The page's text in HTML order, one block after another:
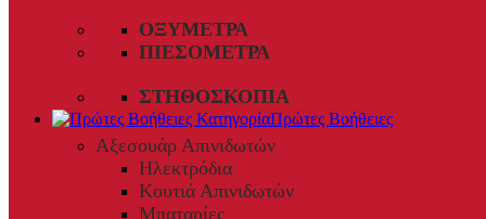
ΟΞΎΜΕΤΡΑ
ΠΙΕΣΌΜΕΤΡΑ
ΣΤΗΘΟΣΚΌΠΙΑ
Πρώτες Βοήθειες
Αξεσουάρ Απινιδωτών
Ηλεκτρόδια
Κουτιά Απινιδωτών
Μπαταρίες